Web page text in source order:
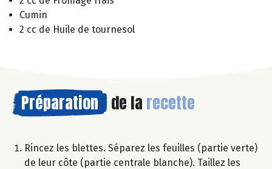
Cumin
2 cc de Huile de tournesol
Préparation de la recette
Rincez les blettes. Séparez les feuilles (partie verte)
de leur côte (partie centrale blanche). Taillez les